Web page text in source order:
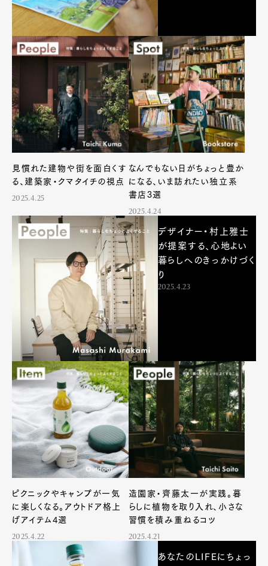
見慣れた建物や街を面白くす
る、建築家・クマタイチの視点
2025.4.25
なんでもない日がちょっと豊か
になる、いま訪れたい独立系
書店3選
2025.4.24
デザイナー・村上雅士
が提案する、心地よい
暮らしへのきっかけづく
り
2025.4.23
ピクニックやキャンプが一気
に楽しくなる。アウトドア格上
げアイテム4選
2025.4.22
造園家・齊藤太一が実践。暮
らしに植物を取り入れ、小さな
習慣を積み重ねるコツ
2025.4.21
あなたのLIFEにちょっ